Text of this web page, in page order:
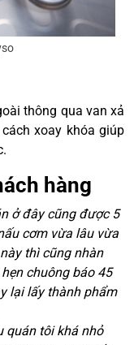
thông qua van xả
xoay khóa giúp
hàng
ở đây cũng được 5
cơm vừa lâu vừa
thì cũng nhàn
chuông báo 45
lại lấy thành phẩm
quán tôi khá nhỏ